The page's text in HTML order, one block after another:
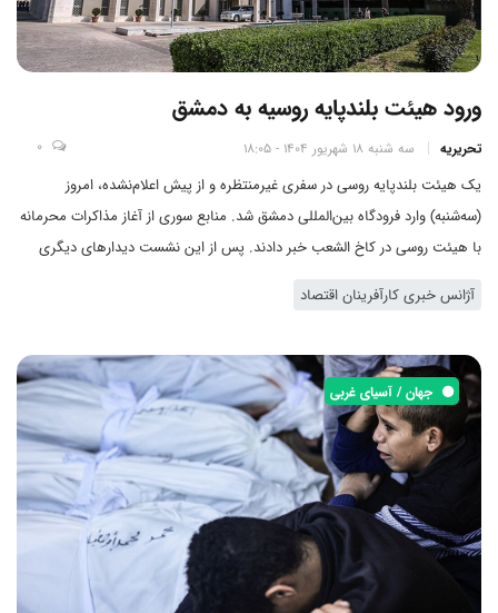
ورود هیئت بلندپایه روسیه به دمشق
تحریریه سه شنبه 18 شهریور 1404 - 18:05 0
یک هیئت بلندپایه روسی در سفری غیرمنتظره و از پیش اعلام‌نشده، امروز
(سه‌شنبه) وارد فرودگاه بین‌المللی دمشق شد. منابع سوری از آغاز مذاکرات محرمانه
با هیئت روسی در کاخ الشعب خبر دادند. پس از این نشست دیدارهای دیگری
آژانس خبری کارآفرینان اقتصاد
جهان / آسیای غربی